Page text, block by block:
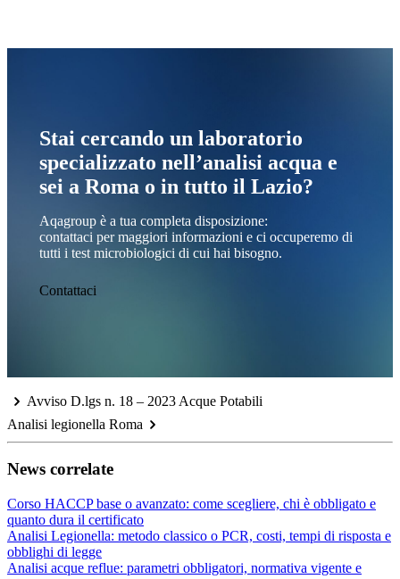
Stai cercando un laboratorio
specializzato nell’analisi acqua e
sei a Roma o in tutto il Lazio?
Aqagroup è a tua completa disposizione:
contattaci per maggiori informazioni e ci occuperemo di
tutti i test microbiologici di cui hai bisogno.
Contattaci
Avviso D.lgs n. 18 – 2023 Acque Potabili
Analisi legionella Roma
News correlate
Corso HACCP base o avanzato: come scegliere, chi è obbligato e
quanto dura il certificato
Analisi Legionella: metodo classico o PCR, costi, tempi di risposta e
obblighi di legge
Analisi acque reflue: parametri obbligatori, normativa vigente e